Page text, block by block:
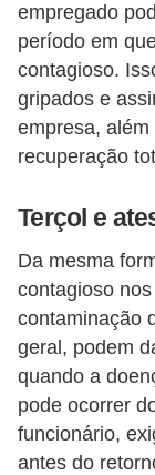
empregado
período em
contagioso.
gripados e
empresa,
recuperação
Terçol e
Da mesma
contagioso
contaminação
geral, podem
quando a
pode ocorrer
funcionário,
antes do
E
!
F
T
L
e
g
i
s
l
a
ç